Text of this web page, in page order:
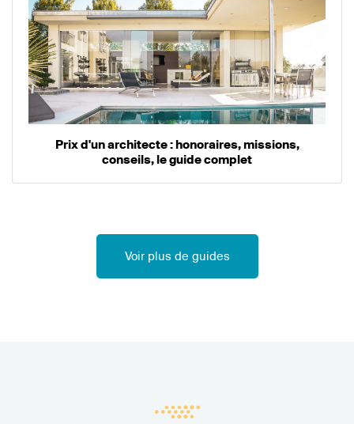
Prix d'un architecte : honoraires, missions,
conseils, le guide complet
Voir plus de guides